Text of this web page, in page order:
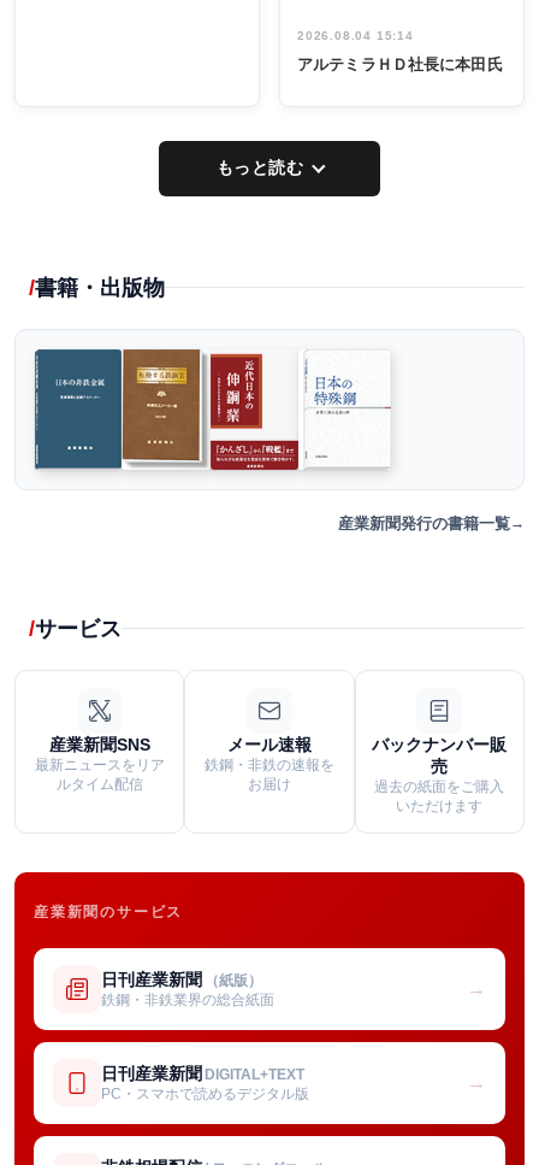
2026.08.04 15:14
アルテミラＨＤ社長に本田氏
もっと読む
書籍・出版物
産業新聞発行の書籍一覧
サービス
産業新聞SNS
最新ニュースをリア
ルタイム配信
メール速報
鉄鋼・非鉄の速報を
お届け
バックナンバー販
売
過去の紙面をご購入
いただけます
産業新聞のサービス
日刊産業新聞 （紙版）
鉄鋼・非鉄業界の総合紙面
→
日刊産業新聞 DIGITAL+TEXT
PC・スマホで読めるデジタル版
→